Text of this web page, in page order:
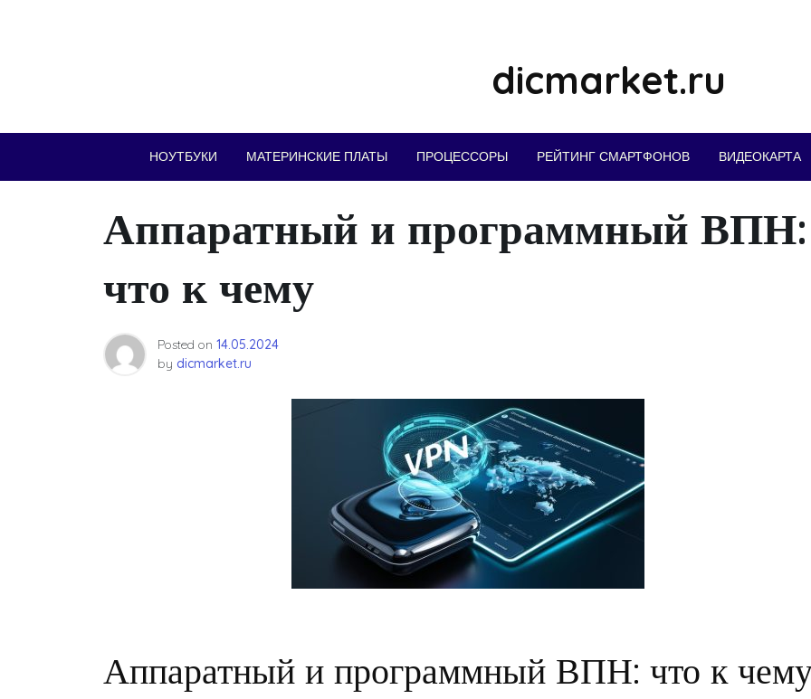
dicmarket.ru
НОУТБУКИ МАТЕРИНСКИЕ ПЛАТЫ ПРОЦЕССОРЫ РЕЙТИНГ СМАРТФОНОВ ВИДЕОКАРТА
Аппаратный и программный ВПН:
что к чему
Posted on 14.05.2024
by dicmarket.ru
Аппаратный и программный ВПН: что к